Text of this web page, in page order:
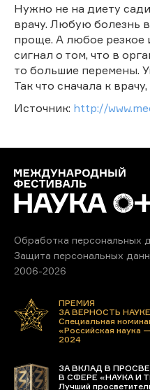
Нужно не на диету
врачу. Любую болезнь
проще. А любое резкое
сигнал о том, что в
то большие перемены.
Так что сначала к
Источник: http://
Обработка персональных
Защита персональных
2006-2026
ПРЕМИЯ
ЗА ВЕРНОСТЬ НАУКЕ
Специальная
«Российская наука
2024
ЗА ВКЛАД В
В СФЕРЕ «НАУКА И
Лучший